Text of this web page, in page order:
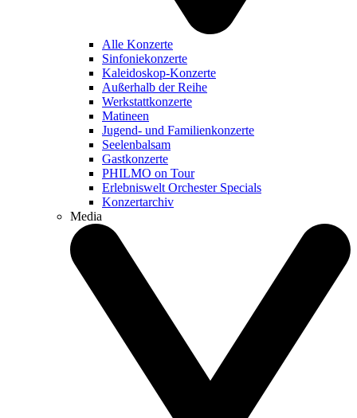
Alle Konzerte
Sinfoniekonzerte
Kaleidoskop-Konzerte
Außerhalb der Reihe
Werkstattkonzerte
Matineen
Jugend- und Familienkonzerte
Seelenbalsam
Gastkonzerte
PHILMO on Tour
Erlebniswelt Orchester Specials
Konzertarchiv
Media